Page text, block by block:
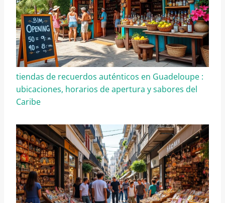
tiendas de recuerdos auténticos en Guadeloupe :
ubicaciones, horarios de apertura y sabores del
Caribe